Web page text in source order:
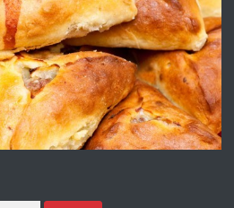
поход "По стъпките на Ангел
преди 1 година
на малки детайли за